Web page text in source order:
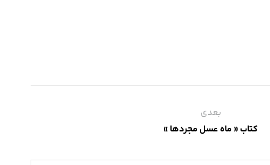
بعدی
کتاب « ماه عسل مجردها »